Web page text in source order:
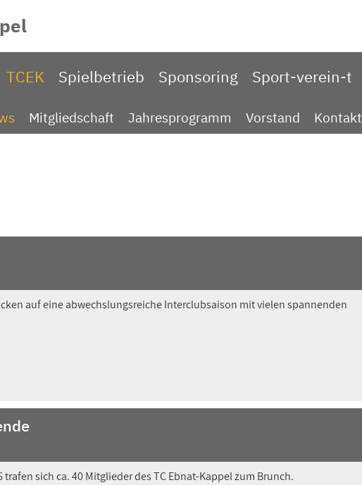
TCEK Spielbetrieb Sponsoring Sport-verein-t
Mitgliedschaft Jahresprogramm Vorstand Kontakt
auf eine abwechslungsreiche Interclubsaison mit vielen spannenden
sich ca. 40 Mitglieder des TC Ebnat-Kappel zum Brunch.